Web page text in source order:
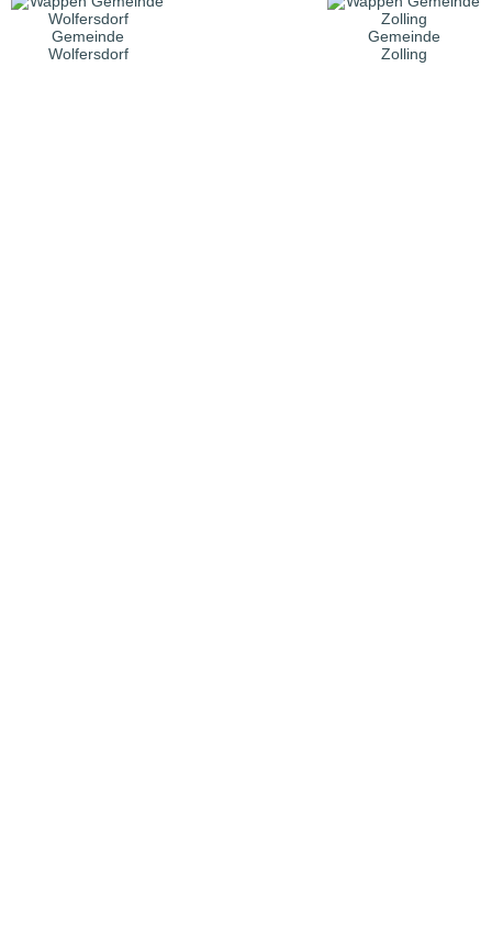
Gemeinde
Wolfersdorf
Gemeinde
Zolling